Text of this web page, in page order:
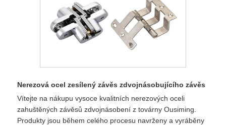
Nerezová ocel zesílený závěs zdvojnásobujícího závěs
Vítejte na nákupu vysoce kvalitních nerezových oceli
zahuštěných závěsů zdvojnásobení z továrny Ousiming.
Produkty jsou během celého procesu navrženy a vyráběny